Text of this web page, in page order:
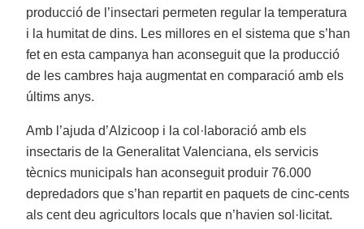
producció de l’insectari permeten regular la temperatura
i la humitat de dins. Les millores en el sistema que s’han
fet en esta campanya han aconseguit que la producció
de les cambres haja augmentat en comparació amb els
últims anys.
Amb l’ajuda d’Alzicoop i la col·laboració amb els
insectaris de la Generalitat Valenciana, els servicis
tècnics municipals han aconseguit produir 76.000
depredadors que s’han repartit en paquets de cinc-cents
als cent deu agricultors locals que n’havien sol·licitat.